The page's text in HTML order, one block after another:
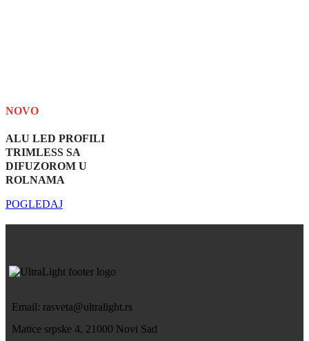
NOVO
ALU LED PROFILI
TRIMLESS SA
DIFUZOROM U
ROLNAMA
POGLEDAJ
Email: rasveta@ultralight.rs
Matice srpske 4, 21000 Novi Sad